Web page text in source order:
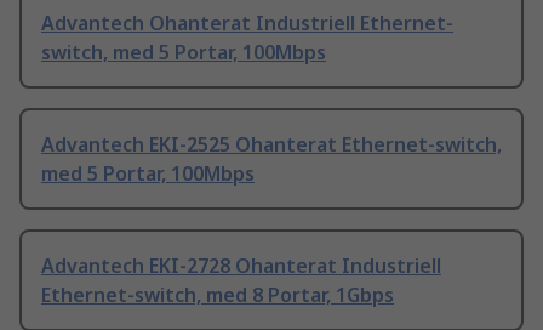
Advantech Ohanterat Industriell Ethernet-
switch, med 5 Portar, 100Mbps
Advantech EKI-2525 Ohanterat Ethernet-switch,
med 5 Portar, 100Mbps
Advantech EKI-2728 Ohanterat Industriell
Ethernet-switch, med 8 Portar, 1Gbps